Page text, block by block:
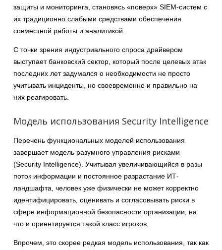
защиты и мониторинга, становясь «поверх» SIEM-систем с
их традиционно слабыми средствами обеспечения
совместной работы и аналитикой.
С точки зрения индустриального спроса драйвером
выступает банковский сектор, который после целевых атак
последних лет задумался о необходимости не просто
учитывать инциденты, но своевременно и правильно на
них реагировать.
Модель использования Security Intelligence
Перечень функциональных моделей использования
завершает модель разумного управления рисками
(Security Intelligence). Учитывая увеличивающийся в разы
поток информации и постоянное разрастание ИТ-
ландшафта, человек уже физически не может корректно
идентифицировать, оценивать и согласовывать риски в
сфере информационной безопасности организации, на
что и ориентируется такой класс игроков.
Впрочем, это скорее редкая модель использования, так как